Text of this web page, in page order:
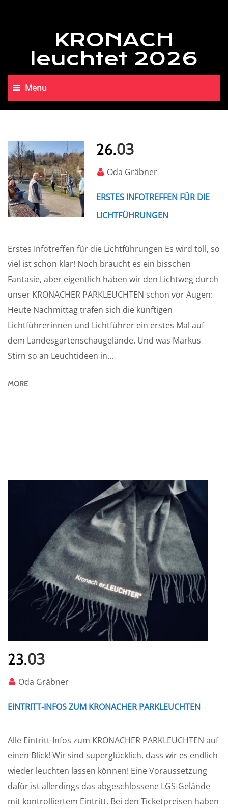
KRONACH
leuchtet 2026
Menu
26.03
Oda Gräbner
ERSTES INFOTREFFEN FÜR DIE
LICHTFÜHRUNGEN
Erstes Infotreffen für die Lichtführungen Es wird toll, so
viel ist schon klar! Noch braucht es ein bisschen
Fantasie, aber eigentlich haben wir den Lichtweg durch
unser KRONACHER PARKLEUCHTEN schon vor Augen:
Heute Nachmittag trafen sich die künftigen
Lichtführerinnen und Lichtführer ein erstes Mal auf
dem Landesgartenschaugelände. Und was Markus
Stirn so an Leuchtideen in...
MORE
23.03
Oda Gräbner
EINTRITT-INFOS ZUM KRONACHER PARKLEUCHTEN
Alle Eintritt-Infos zum KRONACHER PARKLEUCHTEN auf
einen Blick! Wir sind superglücklich, dass wir es endlich
wieder leuchten lassen können! Eine Voraussetzung
dafür ist allerdings das abgeschlossene LGS-Gelände
mit kontrolliertem Eintritt. Bei den Ticketpreisen haben